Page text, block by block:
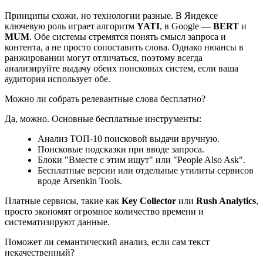
Принципы схожи, но технологии разные. В Яндексе
ключевую роль играет алгоритм YATI, в Google — BERT и
MUM. Обе системы стремятся понять смысл запроса и
контента, а не просто сопоставить слова. Однако нюансы в
ранжировании могут отличаться, поэтому всегда
анализируйте выдачу обеих поисковых систем, если ваша
аудитория использует обе.
Можно ли собрать релевантные слова бесплатно?
Да, можно. Основные бесплатные инструменты:
Анализ ТОП-10 поисковой выдачи вручную.
Поисковые подсказки при вводе запроса.
Блоки "Вместе с этим ищут" или "People Also Ask".
Бесплатные версии или отдельные утилиты сервисов
вроде Arsenkin Tools.
Платные сервисы, такие как Key Collector или Rush Analytics,
просто экономят огромное количество времени и
систематизируют данные.
Поможет ли семантический анализ, если сам текст
некачественный?